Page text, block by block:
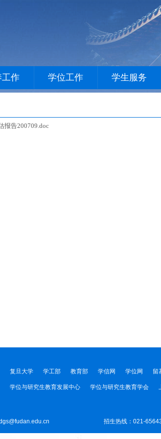
工作 学位工作 学生服务
报告200709.doc
复旦大学 学工部 教育部 学信网 学位网 留
学位与研究生教育发展中心 学位与研究生教育学会
招生热线：021-